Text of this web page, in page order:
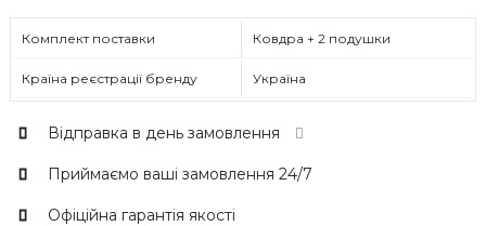
Комплект поставки Ковдра + 2 подушки
Країна реєстрації бренду Україна
Відправка в день замовлення
Приймаємо ваші замовлення 24/7
Офіційна гарантія якості